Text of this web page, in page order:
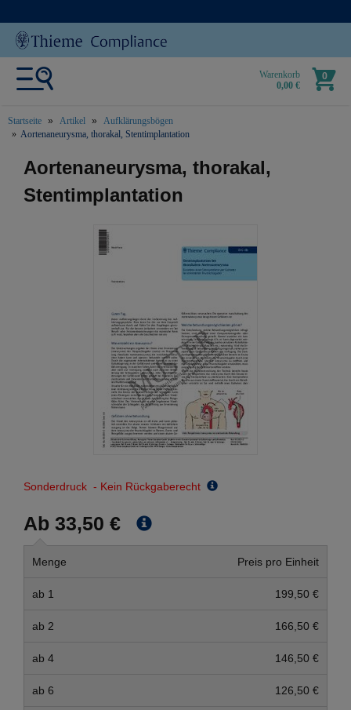
Warenkorb
0,00 €
0
Startseite Artikel
Aufklärungsbögen
Aortenaneurysma, thorakal, Stentimplantation
text.skipToContent
text.skipToNavigation
Aortenaneurysma, thorakal,
Stentimplantation
Sonderdruck - Kein Rückgaberecht
Ab 33,50 €
Menge Preis pro Einheit
ab 1 199,50 €
ab 2 166,50 €
ab 4 146,50 €
ab 6 126,50 €